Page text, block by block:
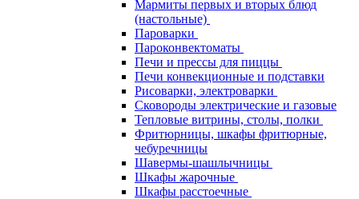
Мармиты первых и вторых блюд
(настольные)
Пароварки
Пароконвектоматы
Печи и прессы для пиццы
Печи конвекционные и подставки
Рисоварки, электроварки
Сковороды электрические и газовые
Тепловые витрины, столы, полки
Фритюрницы, шкафы фритюрные,
чебуречницы
Шавермы-шашлычницы
Шкафы жарочные
Шкафы расстоечные